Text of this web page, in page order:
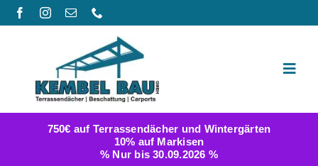
Zum
Produktwelt
750€ auf Terrassendächer und Wintergärten
10% auf Markisen
% Nur bis 30.09.2026 %